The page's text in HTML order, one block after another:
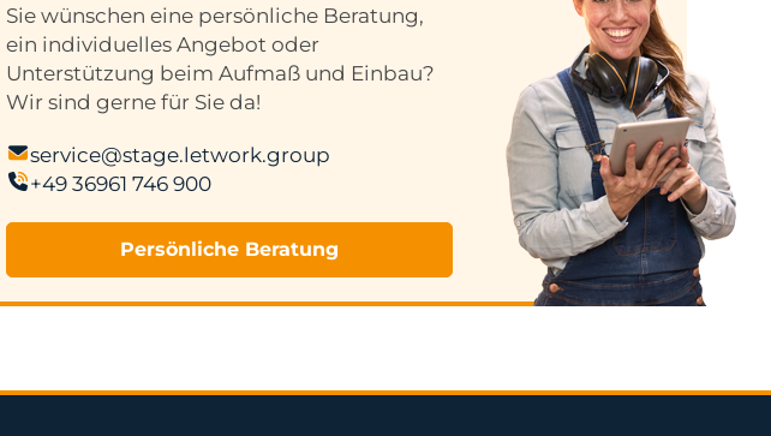
Sie wünschen eine persönliche Beratung,
ein individuelles Angebot oder
Unterstützung beim Aufmaß und Einbau?
Wir sind gerne für Sie da!
service@stage.letwork.group
+49 36961 746 900
Persönliche Beratung